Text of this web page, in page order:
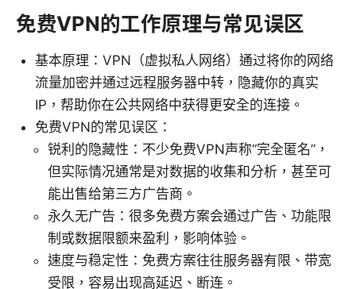
免费VPN的工作原理与常见误区
基本原理：VPN（虚拟私人网络）通过将你的网络
流量加密并通过远程服务器中转，隐藏你的真实
IP，帮助你在公共网络中获得更安全的连接。
免费VPN的常见误区：
锐利的隐藏性：不少免费VPN声称“完全匿名”，
但实际情况通常是对数据的收集和分析，甚至可
能出售给第三方广告商。
永久无广告：很多免费方案会通过广告、功能限
制或数据限额来盈利，影响体验。
速度与稳定性：免费方案往往服务器有限、带宽
受限，容易出现高延迟、断连。